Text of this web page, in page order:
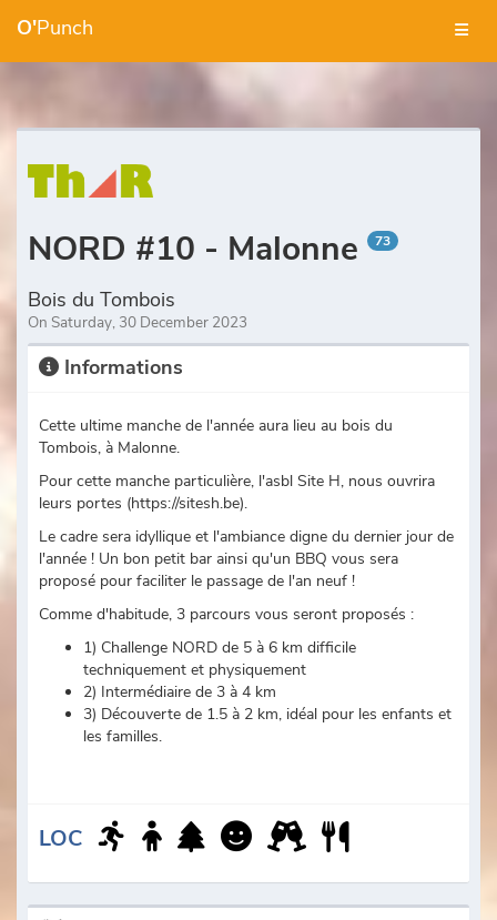
O'Punch
NORD #10 - Malonne 73
Bois du Tombois
On Saturday, 30 December 2023
Informations
Cette ultime manche de l'année aura lieu au bois du
Tombois, à Malonne.
Pour cette manche particulière, l'asbl Site H, nous ouvrira
leurs portes (https://sitesh.be).
Le cadre sera idyllique et l'ambiance digne du dernier jour de
l'année ! Un bon petit bar ainsi qu'un BBQ vous sera
proposé pour faciliter le passage de l'an neuf !
Comme d'habitude, 3 parcours vous seront proposés :
1) Challenge NORD de 5 à 6 km difficile
techniquement et physiquement
2) Intermédiaire de 3 à 4 km
3) Découverte de 1.5 à 2 km, idéal pour les enfants et
les familles.
LOC